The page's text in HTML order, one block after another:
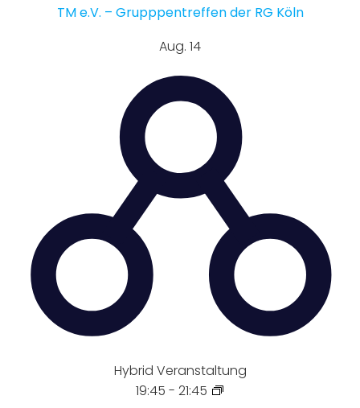
TM e.V. – Grupppentreffen der RG Köln
Aug. 14
Hybrid Veranstaltung
19:45 - 21:45